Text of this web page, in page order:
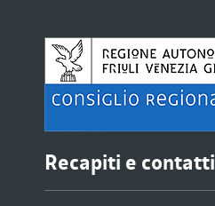
Recapiti e contatti